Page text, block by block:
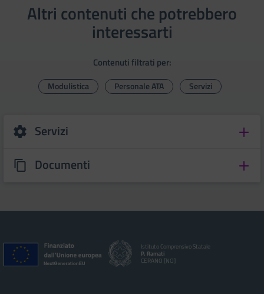
Altri contenuti che potrebbero
interessarti
Contenuti filtrati per:
Modulistica Personale ATA Servizi
Servizi
Documenti
Istituto Comprensivo Statale
P. Ramati
CERANO [NO]